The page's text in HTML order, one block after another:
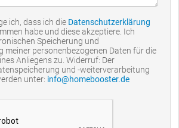
ich, dass ich die Datenschutzerklärung
habe und diese akzeptiere. Ich
Speicherung und
meiner personenbezogenen Daten für die
Anliegens zu. Widerruf: Der
und -weiterverarbeitung
unter: info@homebooster.de